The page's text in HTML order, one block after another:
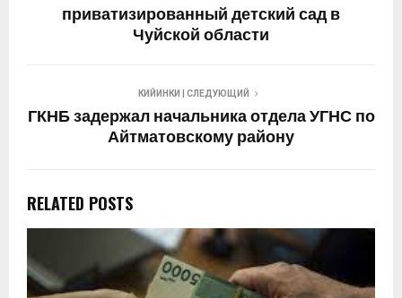
приватизированный детский сад в
Чуйской области
КИЙИНКИ | СЛЕДУЮЩИЙ
ГКНБ задержал начальника отдела УГНС по
Айтматовскому району
RELATED POSTS